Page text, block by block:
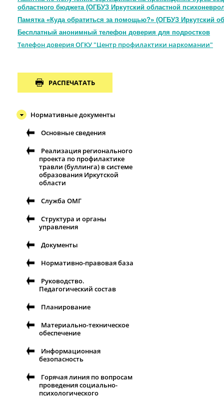
областного бюджета (ОГБУЗ Иркутский областной
Памятка «Куда обратиться за помощью?» (ОГБУЗ Иркутский
Бесплатный анонимный телефон доверия для подростков
Телефон доверия ОГКУ "Центр профилактики наркомании"
РАСПЕЧАТАТЬ
Нормативные документы
Основные сведения
Реализация регионального
проекта по профилактике
травли (буллинга) в системе
образования Иркутской
области
Служба ОМГ
Структура и органы
управления
Документы
Нормативно-правовая база
Руководство.
Педагогический состав
Планирование
Материально-техническое
обеспечение
Информационная
безопасность
Горячая линия по вопросам
проведения социально-
психологического